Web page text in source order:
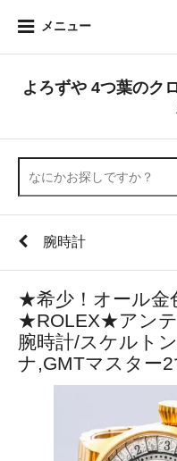
メニュー
よろずや 4つ葉のク
腕時計
★希少！オール金
★ROLEX★アン
腕時計/スケルト
ナ,GMTマスター2